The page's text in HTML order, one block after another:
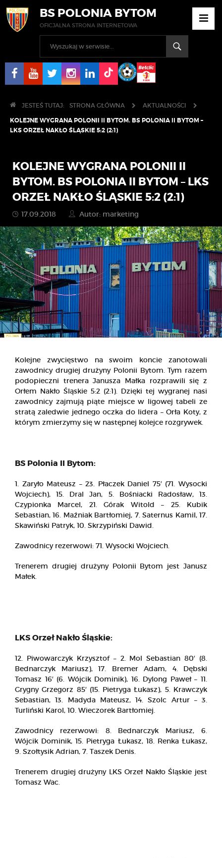
BS POLONIA BYTOM
OFICJALNA STRONA INTERNETOWA
JESTEŚ TUTAJ: STRONA GŁÓWNA AKTUALNOŚCI
KOLEJNE WYGRANA POLONII II BYTOM. BS POLONIA II BYTOM –
LKS ORZEŁ NAKŁO ŚLĄSKIE 5:2 (2:1)
KOLEJNE WYGRANA POLONII II
BYTOM. BS POLONIA II BYTOM – LKS
ORZEŁ NAKŁO ŚLĄSKIE 5:2 (2:1)
17.09.2018 Autor: marketing
Kolejne zwycięstwo na swoim koncie zanotowali
zawodnicy drugiej drużyny Polonii Bytom. Tym razem
podopieczni trenera Janusza Małka rozprawili się z
Orłem Nakło Śląskie 5:2 (2:1). Dzięki tej wygranej nasi
zawodnicy zajmują piąte miejsce w ligowej tabeli ze
stratą zaledwie jednego oczka do lidera – Orła Koty, z
którym zmierzymy się w następnej kolejce rozgrywek.
BS Polonia II Bytom:
1. Zaryło Mateusz – 23. Płaczek Daniel 75′ (71. Wysocki
Wojciech), 15. Dral Jan, 5. Bośniacki Radosław, 13.
Czypionka Marcel, 21. Górak Witold – 25. Kubik
Sebastian, 16. Maźniak Bartłomiej, 7. Saternus Kamil, 17.
Skawiński Patryk, 10. Skrzypiński Dawid.
Zawodnicy rezerwowi: 71. Wysocki Wojciech.
Trenerem drugiej drużyny Polonii Bytom jest Janusz
Małek.
LKS Orzeł Nakło Śląskie:
12. Piwowarczyk Krzysztof – 2. Mol Sebastian 80′ (8.
Bednarczyk Mariusz), 17. Bremer Adam, 4. Dębski
Tomasz 16′ (6. Wójcik Dominik), 16. Dylong Paweł – 11.
Grygny Grzegorz 85′ (15. Pietryga Łukasz), 5. Krawczyk
Sebastian, 13. Madyda Mateusz, 14. Szolc Artur – 3.
Turliński Karol, 10. Wieczorek Bartłomiej.
Zawodnicy rezerwowi: 8. Bednarczyk Mariusz, 6.
Wójcik Dominik, 15. Pietryga Łukasz, 18. Renka Łukasz,
9. Szołtysik Adrian, 7. Taszek Denis.
Trenerem drugiej drużyny LKS Orzeł Nakło Śląskie jest
Tomasz Wac.